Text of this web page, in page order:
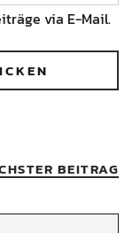
via E-Mail.
BEITRAG